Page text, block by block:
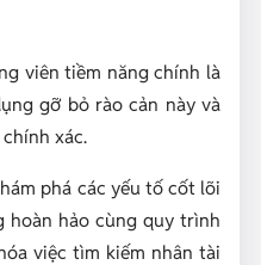
viên tiềm năng chính là
gỡ bỏ rào cản này và
xác.
phá các yếu tố cốt lõi
hoàn hảo cùng quy trình
việc tìm kiếm nhân tài